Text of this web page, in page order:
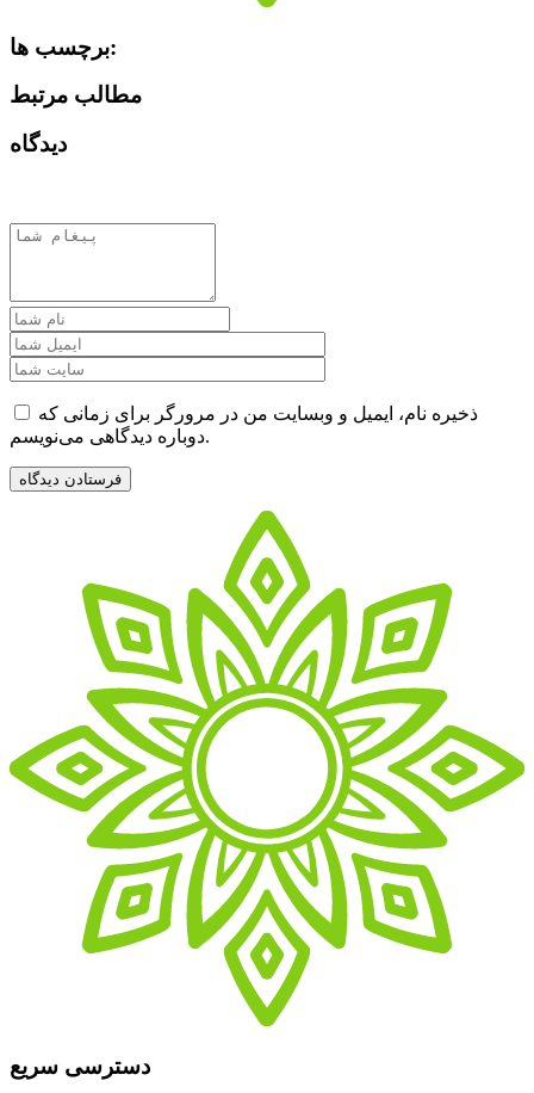
برچسب ها:
مطالب مرتبط
دیدگاه
ذخیره نام، ایمیل و وبسایت من در مرورگر برای زمانی که
دوباره دیدگاهی می‌نویسم.
دسترسی سریع